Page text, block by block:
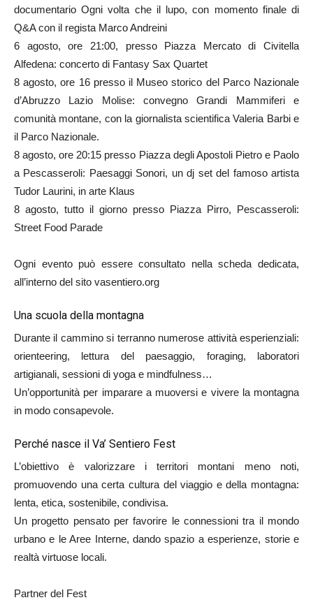
documentario Ogni volta che il lupo, con momento finale di
Q&A con il regista Marco Andreini
6 agosto, ore 21:00, presso Piazza Mercato di Civitella
Alfedena: concerto di Fantasy Sax Quartet
8 agosto, ore 16 presso il Museo storico del Parco Nazionale
d’Abruzzo Lazio Molise: convegno Grandi Mammiferi e
comunità montane, con la giornalista scientifica Valeria Barbi e
il Parco Nazionale.
8 agosto, ore 20:15 presso Piazza degli Apostoli Pietro e Paolo
a Pescasseroli: Paesaggi Sonori, un dj set del famoso artista
Tudor Laurini, in arte Klaus
8 agosto, tutto il giorno presso Piazza Pirro, Pescasseroli:
Street Food Parade
Ogni evento può essere consultato nella scheda dedicata,
all’interno del sito vasentiero.org
Una scuola della montagna
Durante il cammino si terranno numerose attività esperienziali:
orienteering, lettura del paesaggio, foraging, laboratori
artigianali, sessioni di yoga e mindfulness…
Un’opportunità per imparare a muoversi e vivere la montagna
in modo consapevole.
Perché nasce il Va’ Sentiero Fest
L’obiettivo è valorizzare i territori montani meno noti,
promuovendo una certa cultura del viaggio e della montagna:
lenta, etica, sostenibile, condivisa.
Un progetto pensato per favorire le connessioni tra il mondo
urbano e le Aree Interne, dando spazio a esperienze, storie e
realtà virtuose locali.
Partner del Fest